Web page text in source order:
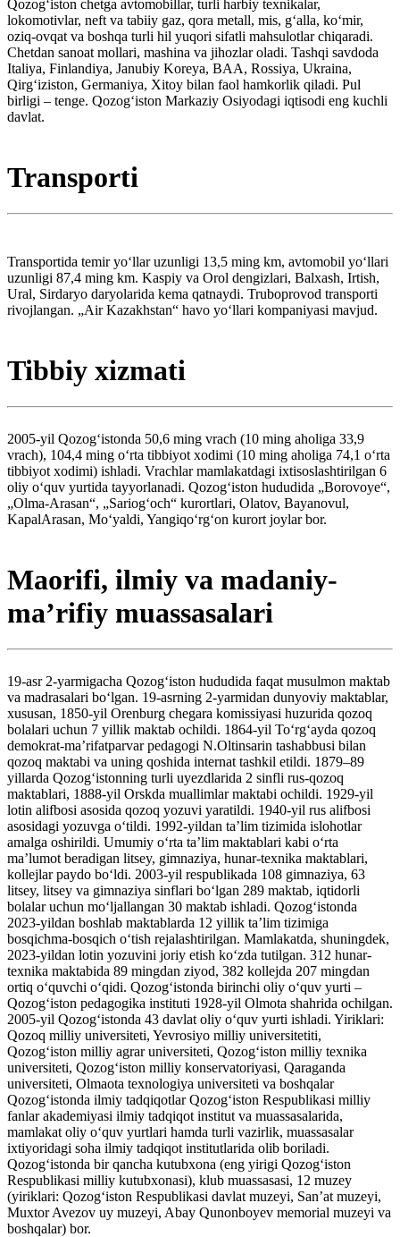
Qozogʻiston chetga avtomobillar, turli harbiy texnikalar,
lokomotivlar, neft va tabiiy gaz, qora metall, mis, gʻalla, koʻmir,
oziq-ovqat va boshqa turli hil yuqori sifatli mahsulotlar chiqaradi.
Chetdan sanoat mollari, mashina va jihozlar oladi. Tashqi savdoda
Italiya, Finlandiya, Janubiy Koreya, BAA, Rossiya, Ukraina,
Qirgʻiziston, Germaniya, Xitoy bilan faol hamkorlik qiladi. Pul
birligi – tenge. Qozogʻiston Markaziy Osiyodagi iqtisodi eng kuchli
davlat.
Transporti
Transportida temir yoʻllar uzunligi 13,5 ming km, avtomobil yoʻllari
uzunligi 87,4 ming km. Kaspiy va Orol dengizlari, Balxash, Irtish,
Ural, Sirdaryo daryolarida kema qatnaydi. Truboprovod transporti
rivojlangan. „Air Kazakhstan“ havo yoʻllari kompaniyasi mavjud.
Tibbiy xizmati
2005-yil Qozogʻistonda 50,6 ming vrach (10 ming aholiga 33,9
vrach), 104,4 ming oʻrta tibbiyot xodimi (10 ming aholiga 74,1 oʻrta
tibbiyot xodimi) ishladi. Vrachlar mamlakatdagi ixtisoslashtirilgan 6
oliy oʻquv yurtida tayyorlanadi. Qozogʻiston hududida „Borovoye“,
„Olma-Arasan“, „Sariogʻoch“ kurortlari, Olatov, Bayanovul,
KapalArasan, Moʻyaldi, Yangiqoʻrgʻon kurort joylar bor.
Maorifi, ilmiy va madaniy-
maʼrifiy muassasalari
19-asr 2-yarmigacha Qozogʻiston hududida faqat musulmon maktab
va madrasalari boʻlgan. 19-asrning 2-yarmidan dunyoviy maktablar,
xususan, 1850-yil Orenburg chegara komissiyasi huzurida qozoq
bolalari uchun 7 yillik maktab ochildi. 1864-yil Toʻrgʻayda qozoq
demokrat-maʼrifatparvar pedagogi N.Oltinsarin tashabbusi bilan
qozoq maktabi va uning qoshida internat tashkil etildi. 1879–89
yillarda Qozogʻistonning turli uyezdlarida 2 sinfli rus-qozoq
maktablari, 1888-yil Orskda muallimlar maktabi ochildi. 1929-yil
lotin alifbosi asosida qozoq yozuvi yaratildi. 1940-yil rus alifbosi
asosidagi yozuvga oʻtildi. 1992-yildan taʼlim tizimida islohotlar
amalga oshirildi. Umumiy oʻrta taʼlim maktablari kabi oʻrta
maʼlumot beradigan litsey, gimnaziya, hunar-texnika maktablari,
kollejlar paydo boʻldi. 2003-yil respublikada 108 gimnaziya, 63
litsey, litsey va gimnaziya sinflari boʻlgan 289 maktab, iqtidorli
bolalar uchun moʻljallangan 30 maktab ishladi. Qozogʻistonda
2023-yildan boshlab maktablarda 12 yillik taʼlim tizimiga
bosqichma-bosqich oʻtish rejalashtirilgan. Mamlakatda, shuningdek,
2023-yildan lotin yozuvini joriy etish koʻzda tutilgan. 312 hunar-
texnika maktabida 89 mingdan ziyod, 382 kollejda 207 mingdan
ortiq oʻquvchi oʻqidi. Qozogʻistonda birinchi oliy oʻquv yurti –
Qozogʻiston pedagogika instituti 1928-yil Olmota shahrida ochilgan.
2005-yil Qozogʻistonda 43 davlat oliy oʻquv yurti ishladi. Yiriklari:
Qozoq milliy universiteti, Yevrosiyo milliy universitetiti,
Qozogʻiston milliy agrar universiteti, Qozogʻiston milliy texnika
universiteti, Qozogʻiston milliy konservatoriyasi, Qaraganda
universiteti, Olmaota texnologiya universiteti va boshqalar
Qozogʻistonda ilmiy tadqiqotlar Qozogʻiston Respublikasi milliy
fanlar akademiyasi ilmiy tadqiqot institut va muassasalarida,
mamlakat oliy oʻquv yurtlari hamda turli vazirlik, muassasalar
ixtiyoridagi soha ilmiy tadqiqot institutlarida olib boriladi.
Qozogʻistonda bir qancha kutubxona (eng yirigi Qozogʻiston
Respublikasi milliy kutubxonasi), klub muassasasi, 12 muzey
(yiriklari: Qozogʻiston Respublikasi davlat muzeyi, Sanʼat muzeyi,
Muxtor Avezov uy muzeyi, Abay Qunonboyev memorial muzeyi va
boshqalar) bor.